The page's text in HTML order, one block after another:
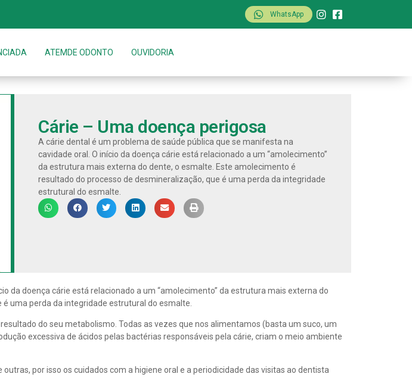
WhatsApp
ATEMDE ODONTO OUVIDORIA
Cárie – Uma doença perigosa
A cárie dental é um problema de saúde pública que se manifesta na
cavidade oral. O início da doença cárie está relacionado a um “amolecimento”
da estrutura mais externa do dente, o esmalte. Este amolecimento é
resultado do processo de desmineralização, que é uma perda da integridade
estrutural do esmalte.
da doença cárie está relacionado a um “amolecimento” da estrutura mais externa do
uma perda da integridade estrutural do esmalte.
do seu metabolismo. Todas as vezes que nos alimentamos (basta um suco, um
excessiva de ácidos pelas bactérias responsáveis pela cárie, criam o meio ambiente
por isso os cuidados com a higiene oral e a periodicidade das visitas ao dentista